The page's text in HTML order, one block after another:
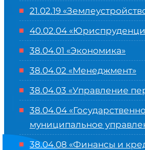
21.02.19
40.02.04
38.04.01 «Экономика»
38.04.02 «Менеджмент»
38.04.03 «Управление
38.04.04
муниципальное
38.04.08 «Финансы и